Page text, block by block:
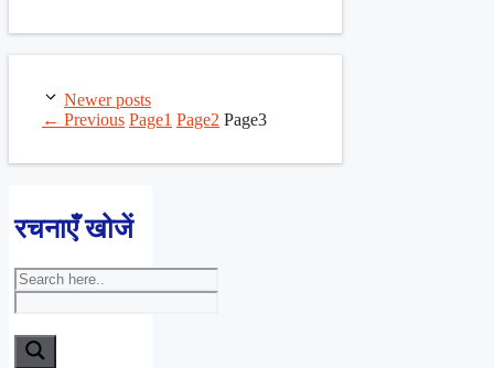
Newer posts
← Previous Page1 Page2 Page3
रचनाएँ खोजें